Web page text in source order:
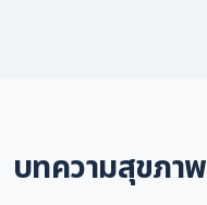
บทความสุขภาพ